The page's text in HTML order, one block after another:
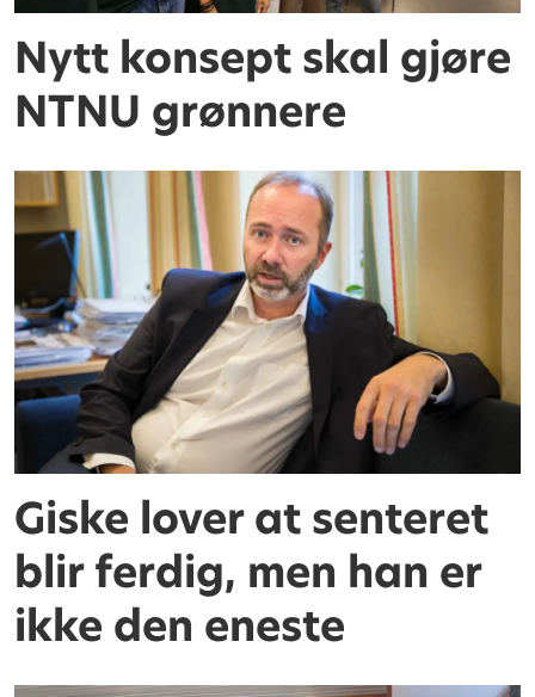
Nytt konsept skal gjøre
NTNU grønnere
Giske lover at senteret
blir ferdig, men han er
ikke den eneste